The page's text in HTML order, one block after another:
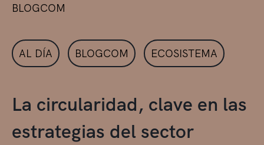
BLOGCOM
AL DÍA BLOGCOM ECOSISTEMA
La circularidad, clave en las
estrategias del sector